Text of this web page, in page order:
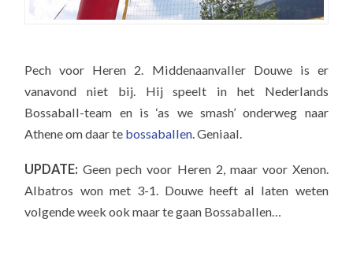
Pech voor Heren 2. Middenaanvaller Douwe is er
vanavond niet bij. Hij speelt in het Nederlands
Bossaball-team en is ‘as we smash’ onderweg naar
Athene om daar te bossaballen. Geniaal.
UPDATE:Geen pech voor Heren 2, maar voor Xenon.
Albatros won met 3-1. Douwe heeft al laten weten
volgende week ook maar te gaan Bossaballen…